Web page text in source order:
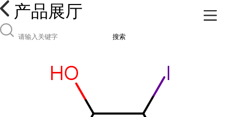
产品展厅
搜索